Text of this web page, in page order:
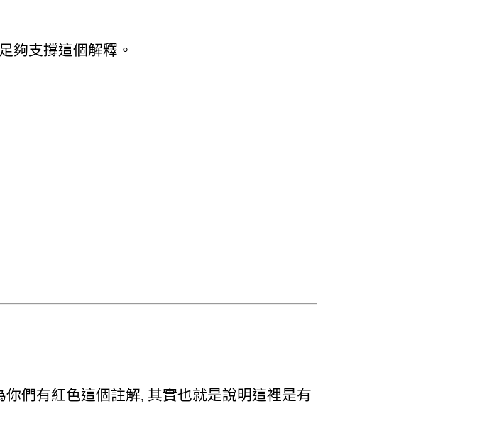
夠支撐這個解釋。
你們有紅色這個註解, 其實也就是說明這裡是有